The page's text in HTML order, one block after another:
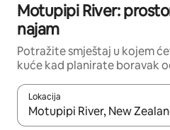
Motupipi River:
najam
Potražite smještaj u kojem
kuće kad planirate boravak
Lokacija
Kada budu dostupni rezultati,